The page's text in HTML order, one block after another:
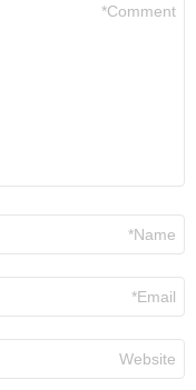
שלך